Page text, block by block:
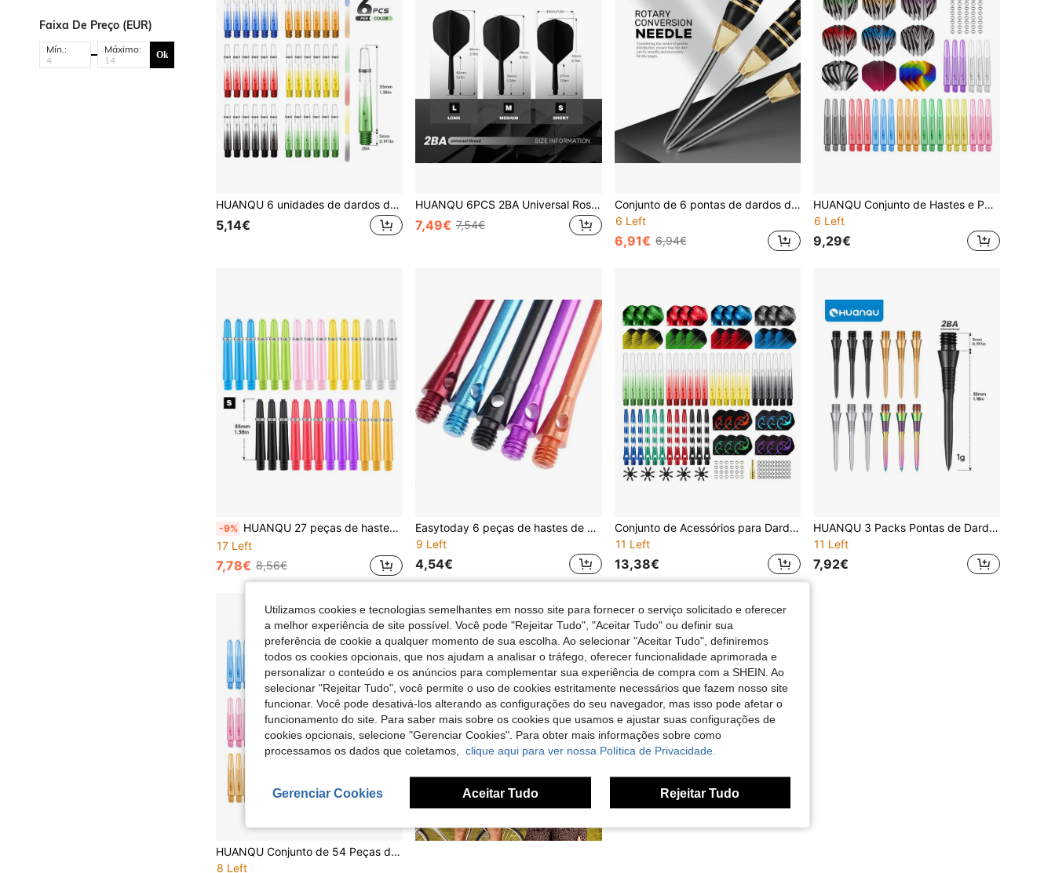
Faixa De Preço (EUR)
Mín.: Máximo: Ok
HUANQU 6 unidades de dardos de 40mm em policarbonato (PC), hastes transparentes com padrão espiral gradiente 2BA, disponíveis em 6 cores (laranja, preto, vermelho, amarelo, azul e verde). Acessórios de reposição compatíveis com dardos de ponta de aço e ponta macia, ideais para todos os jogadores. Cores vibrantes e variadas. Material em policarbonato (PC). Perfeito para presentes de Natal, Páscoa, Dia dos Namorados, aniversários e Ano Novo. Ótimo presente de Natal!
5,14€
HUANQU 6PCS 2BA Universal Rosqueado Profissional para Dardos, Conjunto de Dardos de Peça Única, Dardos Profissionais, Anticolisão, Não Dobram Facilmente, Acessórios para Dardos, Hastes Universais de 70mm/75mm/80mm Curtas/Médias/Longas, 8 Opções de Cores
7,49€ 7,54€
Conjunto de 6 pontas de dardos de reposição HUANQU, disponíveis em 2 cores (dourado e prateado), pontas universais de cobre 2BA (com anéis de vedação), anti-queda, arremesso preciso, adequadas para dardos macios ou duros, escolha ideal para entusiastas de dardos, presente perfeito
6 Left
6,91€ 6,94€
HUANQU Conjunto de Hastes e Penas de Dardos Coloridas, 2 Opções Disponíveis (27 Hastes + 27 Penas / 36 Hastes + 36 Penas), Combinação Multicolor, Hastes com Rosca Universal 2BA, Acessórios Universais para Entusiastas de Dardos, Acessórios de Dardos para Iniciantes a Avançados, Duráveis e Resistentes a Choques, Presente Ideal para Páscoa/Dia do Pai/Aniversário
6 Left
9,29€
-9% HUANQU 27 peças de hastes de dardos de material PC em cores variadas, rosca universal 2BA compatível com dardos de ponta macia ou ponta de aço, 3 comprimentos disponíveis 35mm/42mm/48mm (excluindo a rosca), acessórios de dardos duráveis e resistentes a quedas, adequados para competição profissional, treino, entretenimento casual para entusiastas de dardos, jogadores iniciantes/profissionais, presente ideal para as festas
17 Left
7,78€ 8,56€
Easytoday 6 peças de hastes de dardos premium em liga de alumínio, cor sólida, superfície lisa, acessórios de dardos para jogos e entretenimento
9 Left
4,54€
Conjunto de Acessórios para Dardos HUANQU, 3 Estilos Disponíveis, Inclui Hastes de Dardos, Penas de Dardos, Protetores de Dardos e Anéis O, Compatível com Vários Dardos. Cores Vibrantes Misturadas, Hastes de Dardos de Material PC São Duráveis, Adequadas para Dardos Macios e Duros, Ideal para Jogadores de Dardos. Seja para Prática Diária, Reserva para Competição, ou como Presente para Páscoa, Dia dos Namorados, Dia do Pai, Aniversário, Etc., é uma Escolha Prática e Atenciosa.
11 Left
13,38€
HUANQU 3 Packs Pontas de Dardos em Liga de Titânio TC4, Tamanho Universal 35mm, 4 Cores Preto/Prata/Dourado/Colorido, Resistentes ao Desgaste e à Deformação, Peças de Substituição de Alta Precisão para Dardos, para Treino em Casa, Clube e Competição, Presente de Feriado Perfeito
11 Left
7,92€
HUANQU Conjunto de 54 Peças de Acessórios de Haste de Dardo de Plástico Transparente, 9 Cores, 3 Tamanhos (Excluindo a Parte Rosqueada): 35mm, 42mm, 48mm. Hastes de Dardo de Substituição Profissionais, Compatíveis com Dardos de Ponta de Aço e Ponta Macia, Adequadas para Uso Interno/Externo, Prática em Sala de Jogos e Várias Competições, para Jogadores Adultos Homens e Mulheres.
8 Left
Utilizamos cookies e tecnologias semelhantes em nosso site para fornecer o serviço solicitado e oferecer
a melhor experiência de site possível. Você pode "Rejeitar Tudo", "Aceitar Tudo" ou definir sua
preferência de cookie a qualquer momento de sua escolha. Ao selecionar "Aceitar Tudo", definiremos
todos os cookies opcionais, que nos ajudam a analisar o tráfego, oferecer funcionalidade aprimorada e
personalizar o conteúdo e os anúncios para complementar sua experiência de compra com a SHEIN. Ao
selecionar "Rejeitar Tudo", você permite o uso de cookies estritamente necessários que fazem nosso site
funcionar. Você pode desativá-los alterando as configurações do seu navegador, mas isso pode afetar o
funcionamento do site. Para saber mais sobre os cookies que usamos e ajustar suas configurações de
cookies opcionais, selecione "Gerenciar Cookies". Para obter mais informações sobre como
processamos os dados que coletamos, clique aqui para ver nossa Política de Privacidade.
Gerenciar Cookies Aceitar Tudo Rejeitar Tudo